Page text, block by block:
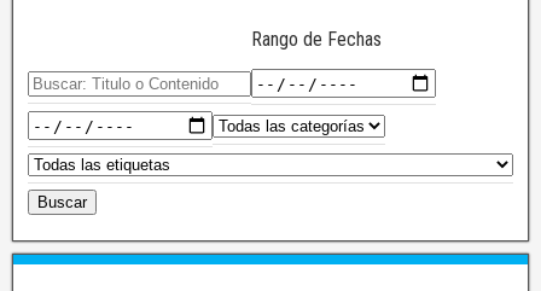
Rango de Fechas